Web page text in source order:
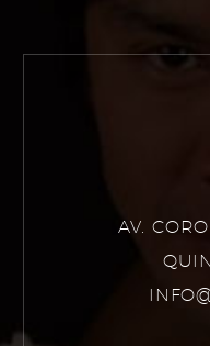
AV.